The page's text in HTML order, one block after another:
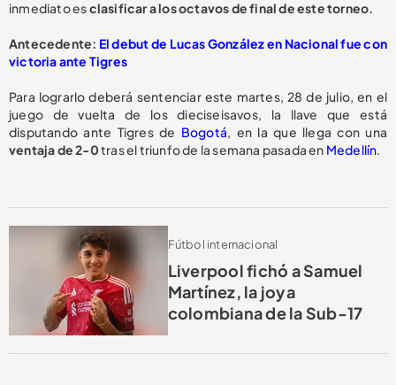
inmediato esclasificar a los octavos de final de este torneo.
Antecedente: El debut de Lucas González en Nacional fue con
victoria ante Tigres
Para lograrlo deberá sentenciar este martes, 28 de julio, en el
juego de vuelta de los dieciseisavos, la llave que está
disputando ante Tigres de Bogotá, en la que llega con una
ventaja de 2-0tras el triunfo de la semana pasada en Medellín.
Fútbol internacional
Liverpool fichó a Samuel
Martínez, la joya
colombiana de la Sub-17